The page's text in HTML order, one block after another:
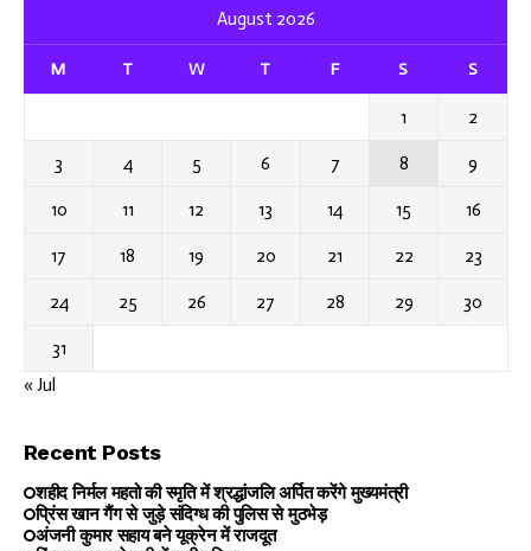
August 2026
M T W T F S S
1 2
3 4 5 6 7 8 9
10 11 12 13 14 15 16
17 18 19 20 21 22 23
24 25 26 27 28 29 30
31
« Jul
Recent Posts
शहीद निर्मल महतो की स्मृति में श्रद्धांजलि अर्पित करेंगे मुख्यमंत्री
प्रिंस खान गैंग से जुड़े संदिग्ध की पुलिस से मुठभेड़
अंजनी कुमार सहाय बने यूक्रेन में राजदूत